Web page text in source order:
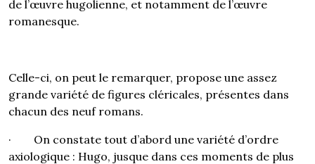
de l’œuvre hugolienne, et notamment de l’œuvre
romanesque.
Celle-ci, on peut le remarquer, propose une assez
grande variété de figures cléricales, présentes dans
chacun des neuf romans.
· On constate tout d’abord une variété d’ordre
axiologique : Hugo, jusque dans ces moments de plus